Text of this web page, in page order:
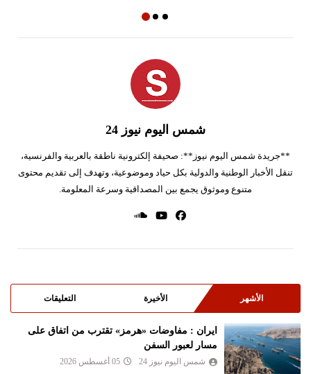
شمس اليوم نيوز 24
**جريدة شمس اليوم نيوز**: صحيفة إلكترونية ناطقة بالعربية والفرنسية،
تنقل الأخبار الوطنية والدولية بكل حياد وموضوعية، وتهدف إلى تقديم محتوى
متنوع وموثوق يجمع بين المصداقية وسرعة المعلومة.
الأشهر الأخيرة التعليقات
ايران : مفاوضات «هرمز» تقترب من اتفاق على
مسار لعبور السفن
شمس اليوم نيوز 24 05 أغسطس 2026